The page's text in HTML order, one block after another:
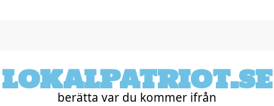
LOKALPATRIOT.SE
berätta var du kommer ifrån